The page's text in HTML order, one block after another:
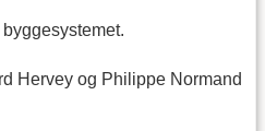
Hervey og Philippe Normand